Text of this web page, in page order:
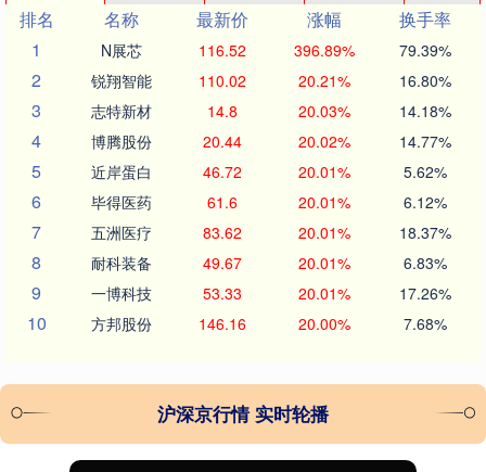
排名
名称 最新价 涨幅
换手率
1
N展芯 116.52 396.89% 79.39%
2 锐翔智能 110.02 20.21% 16.80%
3 志特新材 14.8 20.03% 14.18%
4 博腾股份 20.44 20.02% 14.77%
5 近岸蛋白 46.72 20.01% 5.62%
6 毕得医药 61.6 20.01% 6.12%
7 五洲医疗 83.62 20.01% 18.37%
8 耐科装备 49.67 20.01% 6.83%
9 一博科技 53.33 20.01% 17.26%
10 方邦股份 146.16 20.00% 7.68%
沪深京行情 实时轮播